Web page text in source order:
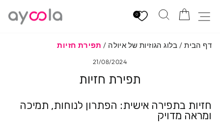
לתוכן
0
חיפוש ניווט באתר
הזמנה
דף הבית / בלוג הגוזיות של איולה / תפירת חזיות
21/08/2024
תפירת חזיות
חזיות בתפירה אישית: הפתרון לנוחות, תמיכה
ומראה מדויק